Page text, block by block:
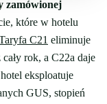
zamówionej
które w hotelu
C21 eliminuje
cały rok, a C22a daje
eksploatuje
GUS, stopień